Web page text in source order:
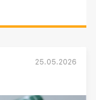
25.05.2026